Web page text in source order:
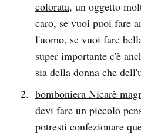
colorata, un oggetto
caro, se vuoi puoi fare
l'uomo, se vuoi fare
super importante c'è
sia della donna che
bomboniera Nicarè
devi fare un piccolo
potresti confezionare